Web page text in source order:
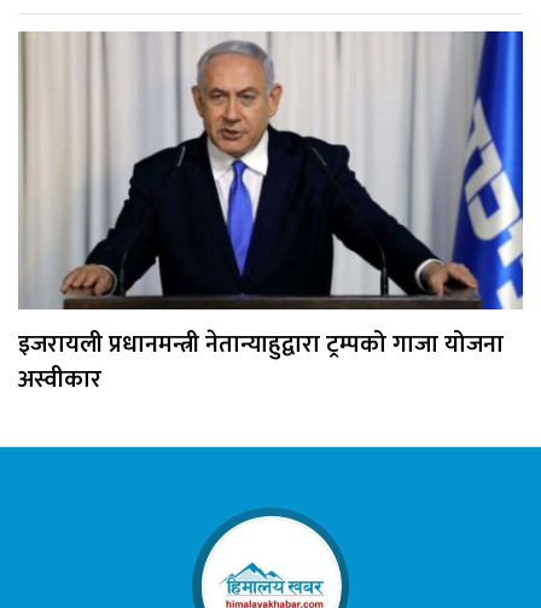
इजरायली प्रधानमन्त्री नेतान्याहुद्वारा ट्रम्पको गाजा योजना
अस्वीकार